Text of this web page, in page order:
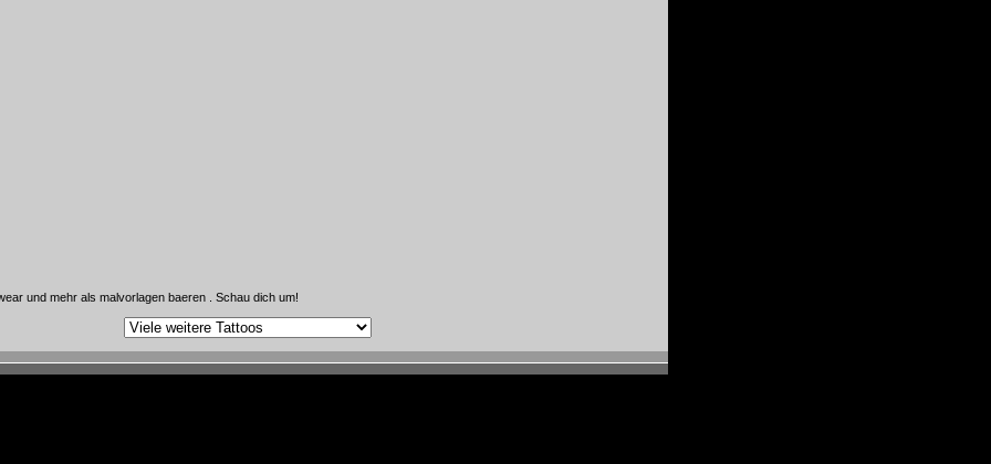
und mehr als malvorlagen baeren . Schau dich um!